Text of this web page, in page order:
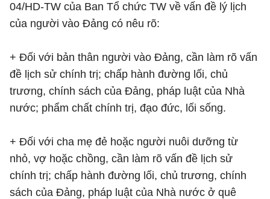
04/HD-TW của Ban Tổ chức TW về vấn đề lý lịch
của người vào Đảng có nêu rõ:
+ Đối với bản thân người vào Đảng, cần làm rõ vấn
đề lịch sử chính trị; chấp hành đường lối, chủ
trương, chính sách của Đảng, pháp luật của Nhà
nước; phẩm chất chính trị, đạo đức, lối sống.
+ Đối với cha mẹ đẻ hoặc người nuôi dưỡng từ
nhỏ, vợ hoặc chồng, cần làm rõ vấn đề lịch sử
chính trị; chấp hành đường lối, chủ trương, chính
sách của Đảng, pháp luật của Nhà nước ở quê